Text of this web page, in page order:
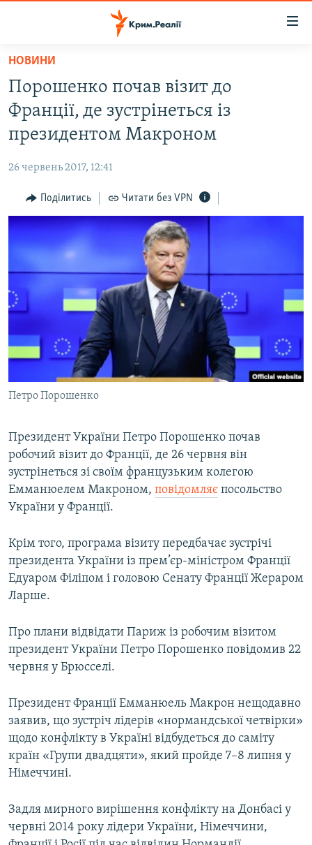
Перейти
основного
матеріалу
Перейти
до
основної
навігації
Перейти
до
пошуку
ВОДА.КРИМ
ВІДЕО ТА ФОТО
БЛОГИ
ПОГЛЯД
ІНТЕРВ'Ю
ВСЕ ЗА ДЕНЬ
СПЕЦПРОЕКТИ
ДЕПОРТАЦІЯ
ВІДЕОУРОКИ «ELIFBE»
СВІДЧЕННЯ ОКУПАЦІЇ
УКРАЇНСЬКА ПРОБЛЕМА КРИМУ
ІНФОГРАФІКА
ЯК ОБІЙТИ БЛОКУВАННЯ
Русский
Qırımtatar
ДОЛУЧАЙСЯ!
Усі сайти RFE/RL
НОВИНИ
Порошенко почав візит до
Франції, де зустрінеться із
президентом Макроном
26 червень 2017, 12:41
Поділитись Читати без VPN
Петро Порошенко
Президент України Петро Порошенко почав
робочий візит до Франції, де 26 червня він
зустрінеться зі своїм французьким колегою
Емманюелем Макроном, повідомляє посольство
України у Франції.
Крім того, програма візиту передбачає зустрічі
президента України із прем’єр-міністром Франції
Едуаром Філіпом і головою Сенату Франції Жераром
Ларше.
Про плани відвідати Париж із робочим візитом
президент України Петро Порошенко повідомив 22
червня у Брюсселі.
Президент Франції Емманюель Макрон нещодавно
заявив, що зустріч лідерів «нормандської четвірки»
щодо конфлікту в Україні відбудеться до саміту
країн «Групи двадцяти», який пройде 7–8 липня у
Німеччині.
Задля мирного вирішення конфлікту на Донбасі у
червні 2014 року лідери України, Німеччини,